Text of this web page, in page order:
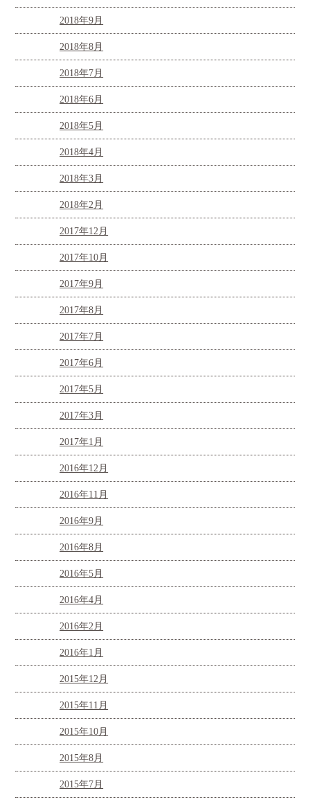
2018年9月
2018年8月
2018年7月
2018年6月
2018年5月
2018年4月
2018年3月
2018年2月
2017年12月
2017年10月
2017年9月
2017年8月
2017年7月
2017年6月
2017年5月
2017年3月
2017年1月
2016年12月
2016年11月
2016年9月
2016年8月
2016年5月
2016年4月
2016年2月
2016年1月
2015年12月
2015年11月
2015年10月
2015年8月
2015年7月